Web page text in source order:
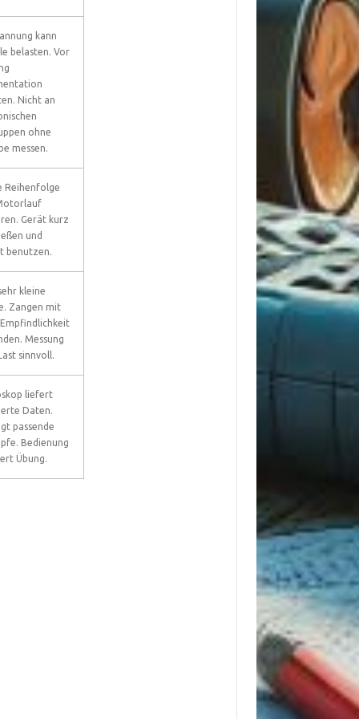
kann
belasten. Vor
Nicht an
ohne
messen.
Reihenfolge
Gerät kurz
und
benutzen.
kleine
Zangen mit
Messung
sinnvoll.
liefert
Daten.
passende
Bedienung
Übung.